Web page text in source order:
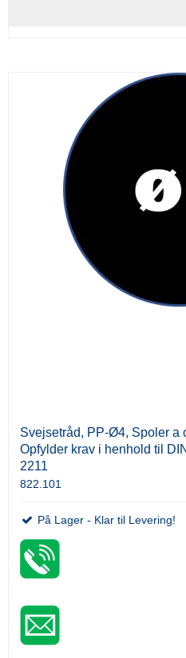
Svejsetråd, PP-Ø4, Spoler a
Opfylder krav i henhold til
2211
822.101
På Lager - Klar til Levering!